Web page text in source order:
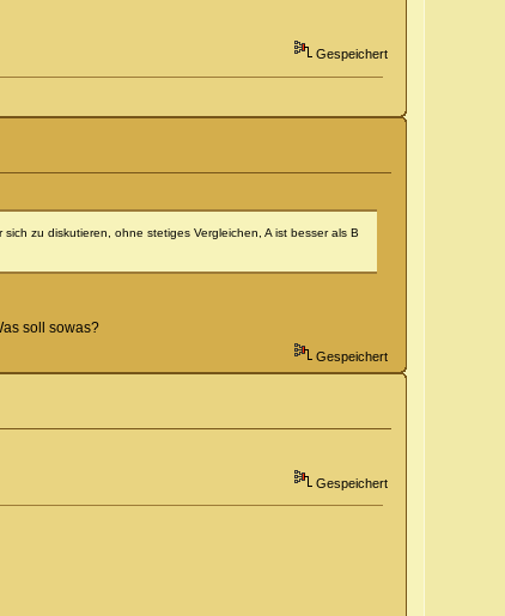
Gespeichert
zu diskutieren, ohne stetiges Vergleichen, A ist besser als B
soll sowas?
Gespeichert
Gespeichert